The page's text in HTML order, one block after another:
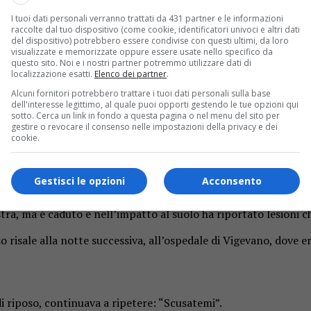
livelli può in certi casi arrivare la disperazione per aver
pavese, nel pomeriggio di lunedì 3 maggio. Un
.
a fuggire dalla residenza per anziani dove si
di 91 anni.
di Robbio. Giuseppe Carluccio, questo il suo nome,
ma è caduto e nell’impatto al suolo ha riportato lesioni
alla notte successiva, all’ospedale di Vigevano,
continuava a ripetere: “Scusatemi”.
I tuoi dati personali verranno trattati da 431 partner e le informazioni
raccolte dal tuo dispositivo (come cookie, identificatori univoci e altri dati
del dispositivo) potrebbero essere condivise con questi ultimi, da loro
visualizzate e memorizzate oppure essere usate nello specifico da
questo sito. Noi e i nostri partner potremmo utilizzare dati di
localizzazione esatti. Elenco dei partner.
Alcuni fornitori potrebbero trattare i tuoi dati personali sulla base
dell'interesse legittimo, al quale puoi opporti gestendo le tue opzioni qui
sotto. Cerca un link in fondo a questa pagina o nel menu del sito per
gestire o revocare il consenso nelle impostazioni della privacy e dei
cookie.
Acconsento
Gestisci le opzioni